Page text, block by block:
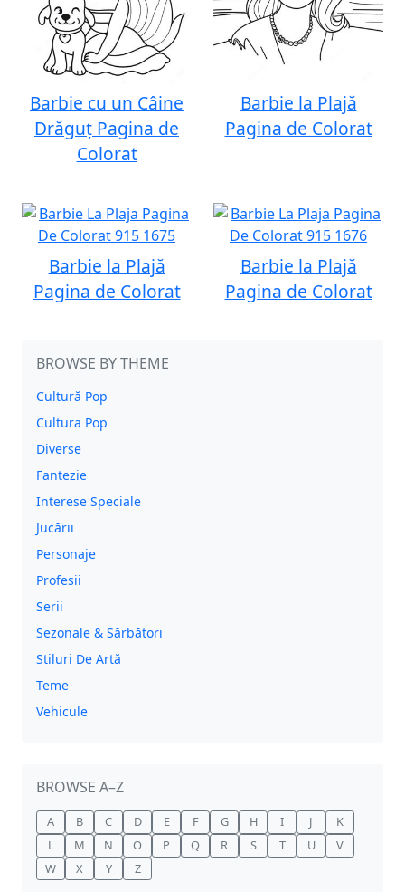
Barbie cu un Câine
Drăguț Pagina de
Colorat
Barbie la Plajă
Pagina de Colorat
Barbie la Plajă
Pagina de Colorat
Barbie la Plajă
Pagina de Colorat
BROWSE BY THEME
Cultură Pop
Cultura Pop
Diverse
Fantezie
Interese Speciale
Jucării
Personaje
Profesii
Serii
Sezonale & Sărbători
Stiluri De Artă
Teme
Vehicule
BROWSE A–Z
A B C D E F G H I J
K
L
M N O P Q R S T U
V
W
X Y Z